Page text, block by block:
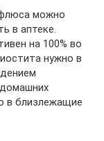
можно
в аптеке.
на 100% во
нужно в
в близлежащие